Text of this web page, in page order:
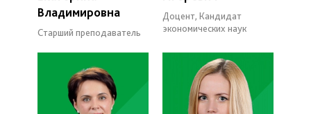
Владимировна
Старший преподаватель
Доцент, Кандидат
экономических наук